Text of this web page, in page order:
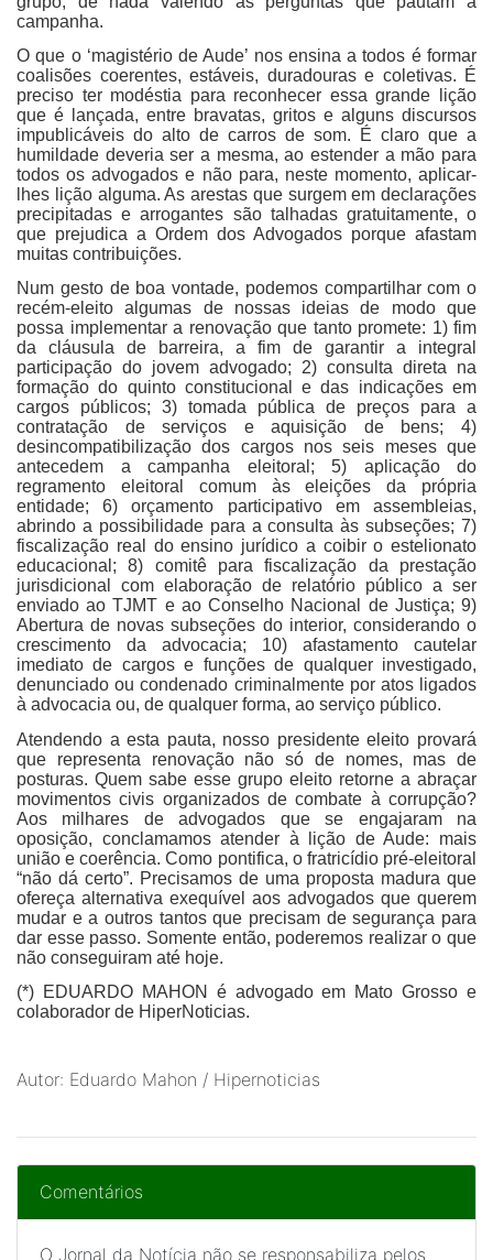
campanha.
O que o ‘magistério de Aude’ nos ensina a todos é formar
coalisões coerentes, estáveis, duradouras e coletivas. É
preciso ter modéstia para reconhecer essa grande lição
que é lançada, entre bravatas, gritos e alguns discursos
impublicáveis do alto de carros de som. É claro que a
humildade deveria ser a mesma, ao estender a mão para
todos os advogados e não para, neste momento, aplicar-
lhes lição alguma. As arestas que surgem em declarações
precipitadas e arrogantes são talhadas gratuitamente, o
que prejudica a Ordem dos Advogados porque afastam
muitas contribuições.
Num gesto de boa vontade, podemos compartilhar com o
recém-eleito algumas de nossas ideias de modo que
possa implementar a renovação que tanto promete: 1) fim
da cláusula de barreira, a fim de garantir a integral
participação do jovem advogado; 2) consulta direta na
formação do quinto constitucional e das indicações em
cargos públicos; 3) tomada pública de preços para a
contratação de serviços e aquisição de bens; 4)
desincompatibilização dos cargos nos seis meses que
antecedem a campanha eleitoral; 5) aplicação do
regramento eleitoral comum às eleições da própria
entidade; 6) orçamento participativo em assembleias,
abrindo a possibilidade para a consulta às subseções; 7)
fiscalização real do ensino jurídico a coibir o estelionato
educacional; 8) comitê para fiscalização da prestação
jurisdicional com elaboração de relatório público a ser
enviado ao TJMT e ao Conselho Nacional de Justiça; 9)
Abertura de novas subseções do interior, considerando o
crescimento da advocacia; 10) afastamento cautelar
imediato de cargos e funções de qualquer investigado,
denunciado ou condenado criminalmente por atos ligados
à advocacia ou, de qualquer forma, ao serviço público.
Atendendo a esta pauta, nosso presidente eleito provará
que representa renovação não só de nomes, mas de
posturas. Quem sabe esse grupo eleito retorne a abraçar
movimentos civis organizados de combate à corrupção?
Aos milhares de advogados que se engajaram na
oposição, conclamamos atender à lição de Aude: mais
união e coerência. Como pontifica, o fratricídio pré-eleitoral
“não dá certo”. Precisamos de uma proposta madura que
ofereça alternativa exequível aos advogados que querem
mudar e a outros tantos que precisam de segurança para
dar esse passo. Somente então, poderemos realizar o que
não conseguiram até hoje.
(*) EDUARDO MAHON é advogado em Mato Grosso e
colaborador de HiperNoticias.
Autor: Eduardo Mahon / Hipernoticias
Comentários
O Jornal da Notícia não se responsabiliza pelos